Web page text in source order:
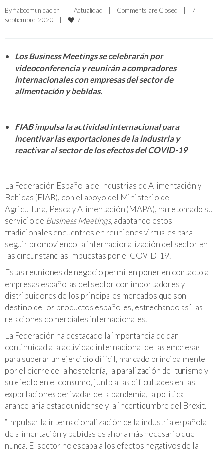
By fiabcomunicacion Actualidad Comments are Closed
7
septiembre, 2020
7
Los Business Meetings se celebrarán por
videoconferencia y reunirán a compradores
internacionales con empresas del sector de
alimentación y bebidas.
FIAB impulsa la actividad internacional para
incentivar las exportaciones de la industria y
reactivar al sector de los efectos del COVID-19
La Federación Española de Industrias de Alimentación y
Bebidas (FIAB), con el apoyo del Ministerio de
Agricultura, Pesca y Alimentación (MAPA), ha retomado su
servicio de Business Meetings,adaptando estos
tradicionales encuentros en reuniones virtuales para
seguir promoviendo la internacionalización del sector en
las circunstancias impuestas por el COVID-19.
Estas reuniones de negocio permiten poner en contacto a
empresas españolas del sector con importadores y
distribuidores de los principales mercados que son
destino de los productos españoles, estrechando así las
relaciones comerciales internacionales.
La Federación ha destacado la importancia de dar
continuidad a la actividad internacional de las empresas
para superar un ejercicio difícil, marcado principalmente
por el cierre de la hostelería, la paralización del turismo y
su efecto en el consumo, junto a las dificultades en las
exportaciones derivadas de la pandemia, la política
arancelaria estadounidense y la incertidumbre del Brexit.
“Impulsar la internacionalización de la industria española
de alimentación y bebidas es ahora más necesario que
nunca. El sector no escapa a los efectos negativos de la